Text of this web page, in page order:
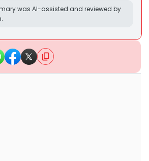
was AI-assisted and reviewed by